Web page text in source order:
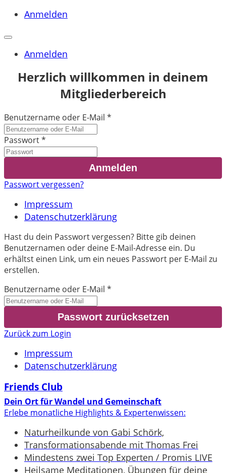
Anmelden
Anmelden
Herzlich willkommen in deinem
Mitgliederbereich
Benutzername oder E-Mail *
Passwort*
Passwort vergessen?
Impressum
Datenschutzerklärung
Hast du dein Passwort vergessen? Bitte gib deinen
Benutzernamen oder deine E-Mail-Adresse ein. Du
erhältst einen Link, um ein neues Passwort per E-Mail zu
erstellen.
Benutzername oder E-Mail *
Zurück zum Login
Impressum
Datenschutzerklärung
Friends Club
Dein Ort für Wandel und Gemeinschaft
Erlebe monatliche Highlights & Expertenwissen:
Naturheilkunde von Gabi Schörk,
Transformationsabende mit Thomas Frei
Mindestens zwei Top Experten / Promis LIVE
Heilsame Meditationen, Übungen für deine